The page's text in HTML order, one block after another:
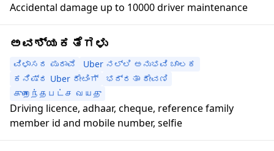
Accidental damage up to 10000 driver maintenance
ಅವಶ್ಯಕತೆಗಳು
ವಿಳಾಸದ ಪುರಾವೆ
Uber ನಲ್ಲಿ ಅನುಭವಿ ಚಾಲಕ
ಕನಿಷ್ಠ Uber ರೇಟಿಂಗ್
ಭದ್ರತಾ ಠೇವಣಿ
குறைந்தபட்ச வயது
Driving licence, adhaar, cheque, reference family
member id and mobile number, selfie